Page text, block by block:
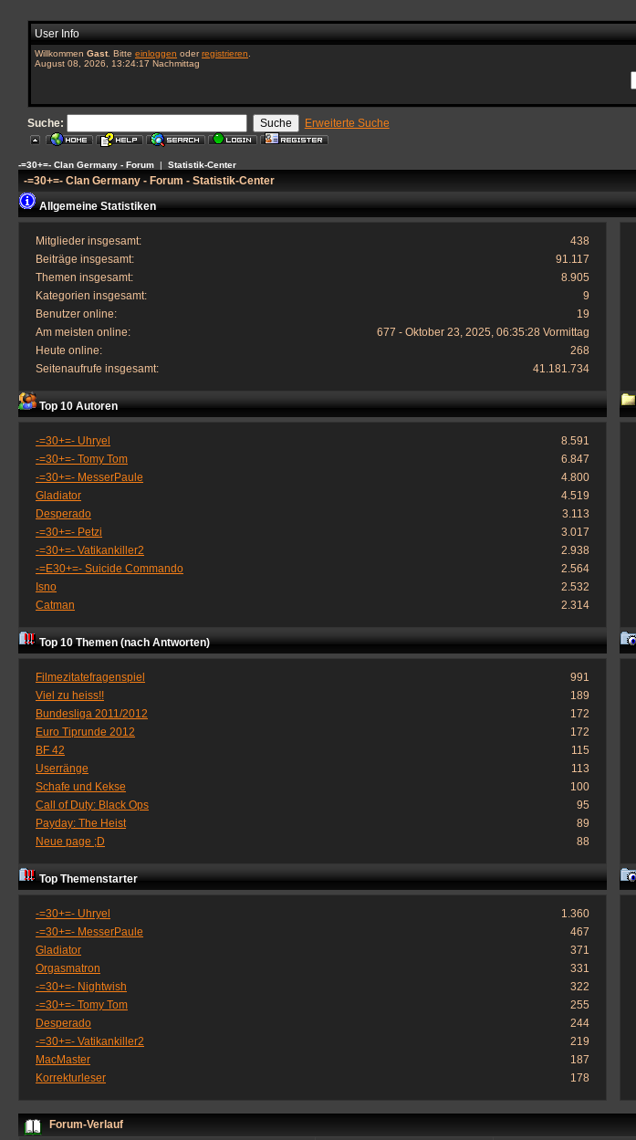
User Info
Willkommen Gast. Bitte einloggen oderregistrieren
August 08, 2026, 13:24:17 Nachmittag
Suche: Erweiterte Suche
-=30+=- Clan Germany - Forum | Statistik-Center
-=30+=- Clan Germany - Forum - Statistik-Center
Allgemeine Statistiken
Mitglieder insgesamt:
438
Beiträge insgesamt:
91.117
Themen insgesamt:
8.905
Kategorien insgesamt:
9
Benutzer online:
19
Am meisten online:
677 - Oktober 23, 2025, 06:35:28 Vormittag
Heute online:
268
Seitenaufrufe insgesamt:
41.181.734
Top 10 Autoren
-=30+=- Uhryel
8.591
-=30+=- Tomy Tom
6.847
-=30+=- MesserPaule
4.800
Gladiator
4.519
Desperado
3.113
-=30+=- Petzi
3.017
-=30+=- Vatikankiller2
2.938
-=E30+=- Suicide Commando
2.564
Isno
2.532
Catman
2.314
Top 10 Themen (nach Antworten)
Filmezitatefragenspiel
991
Viel zu heiss!!
189
Bundesliga 2011/2012
172
Euro Tiprunde 2012
172
BF 42
115
Userränge
113
Schafe und Kekse
100
Call of Duty: Black Ops
95
Payday: The Heist
89
Neue page ;D
88
Top Themenstarter
-=30+=- Uhryel
1.360
-=30+=- MesserPaule
467
Gladiator
371
Orgasmatron
331
-=30+=- Nightwish
322
-=30+=- Tomy Tom
255
Desperado
244
-=30+=- Vatikankiller2
219
MacMaster
187
Korrekturleser
178
Forum-Verlauf